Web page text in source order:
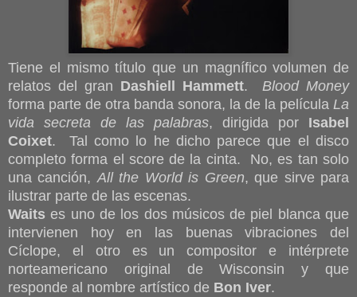
Tiene el mismo título que un magnífico volumen de
relatos del gran Dashiell Hammett. Blood Money
forma parte de otra banda sonora, la de la película La
vida secreta de las palabras, dirigida por Isabel
Coixet. Tal como lo he dicho parece que el disco
completo forma el score de la cinta. No, es tan solo
una canción,All the World is Green, que sirve para
ilustrar parte de las escenas.
Waits es uno de los dos músicos de piel blanca que
intervienen hoy en las buenas vibraciones del
Cíclope, el otro es un compositor e intérprete
norteamericano original de Wisconsin y que
responde al nombre artístico de Bon Iver.